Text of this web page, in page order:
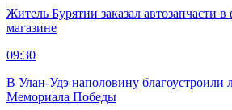
Житель Бурятии заказал автозапчасти
магазине
09:30
В Улан-Удэ наполовину благоустроили
Мемориала Победы